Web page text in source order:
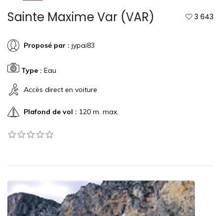
Sainte Maxime Var (VAR) 3 643
Proposé par : jypai83
Type : Eau
Accès direct en voiture
Plafond de vol : 120 m. max.